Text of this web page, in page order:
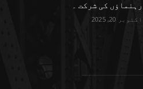
رہنماؤں کی شرکت ۔
اکتوبر 20, 2025